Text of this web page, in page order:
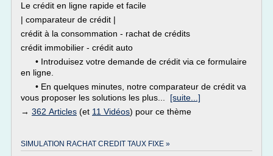
Le crédit en ligne rapide et facile
| comparateur de crédit |
crédit à la consommation - rachat de crédits
crédit immobilier - crédit auto
• Introduisez votre demande de crédit via ce formulaire
en ligne.
• En quelques minutes, notre comparateur de crédit va
vous proposer les solutions les plus... [suite...]
→ 362 Articles (et 11 Vidéos) pour ce thème
SIMULATION RACHAT CREDIT TAUX FIXE »